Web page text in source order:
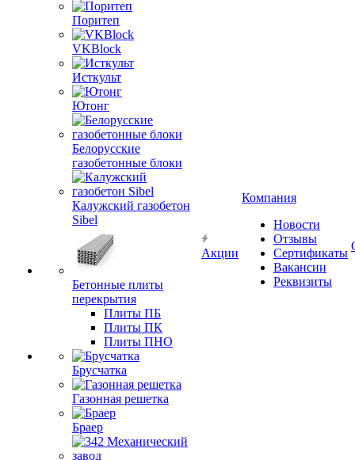
Поритеп
VKBlock
Исткульт
Ютонг
Белорусские
газобетонные блоки
Калужский газобетон
Sibel
Бетонные плиты
перекрытия
Плиты ПБ
Плиты ПК
Плиты ПНО
Брусчатка
Газонная решетка
Браер
Акции
Компания
Новости
Отзывы
Сертификаты
Вакансии
Реквизиты